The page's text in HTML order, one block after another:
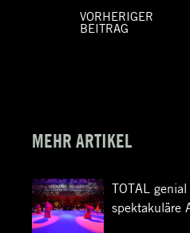
VORHERIGER
BEITRAG
MEHR ARTIKEL
TOTAL
spektakuläre